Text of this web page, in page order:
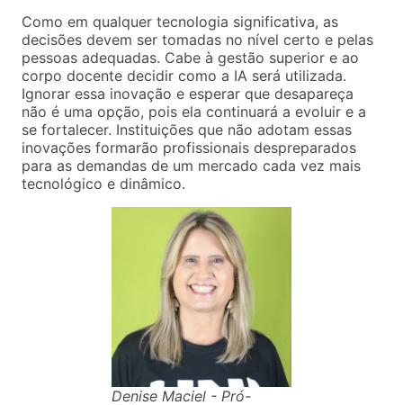
Como em qualquer tecnologia significativa, as
decisões devem ser tomadas no nível certo e pelas
pessoas adequadas. Cabe à gestão superior e ao
corpo docente decidir como a IA será utilizada.
Ignorar essa inovação e esperar que desapareça
não é uma opção, pois ela continuará a evoluir e a
se fortalecer. Instituições que não adotam essas
inovações formarão profissionais despreparados
para as demandas de um mercado cada vez mais
tecnológico e dinâmico.
Denise Maciel - Pró-